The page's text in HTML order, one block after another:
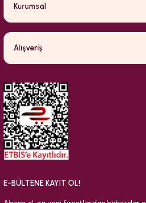
Kurumsal
Alışveriş
E-BÜLTENE KAYIT OL!